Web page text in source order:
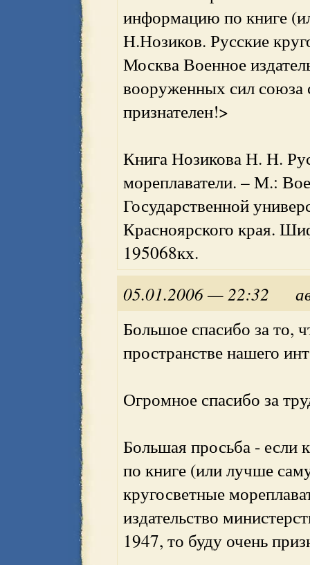
информацию по книге
Н.Нозиков. Русские
Москва Военное
вооруженных сил союза
признателен!>
Книга Нозикова Н. Н.
мореплаватели. – М.:
Государственной
Красноярского края.
195068кх.
05.01.2006 — 22:32
Большое спасибо за то,
пространстве нашего
Огромное спасибо за
Большая просьба - если
по книге (или лучше
кругосветные
издательство
1947, то буду очень